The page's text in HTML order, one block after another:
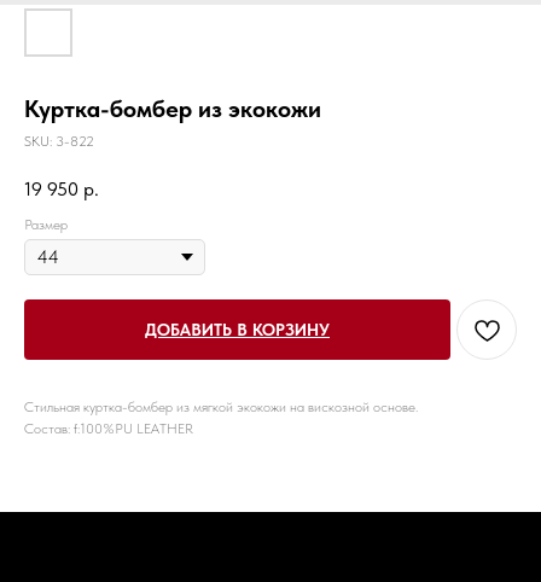
Куртка-бомбер из экокожи
SKU: 3-822
19 950 р.
Размер
ДОБАВИТЬ В КОРЗИНУ
Стильная куртка-бомбер из мягкой экокожи на вискозной основе.
Состав: f:100%PU LEATHER